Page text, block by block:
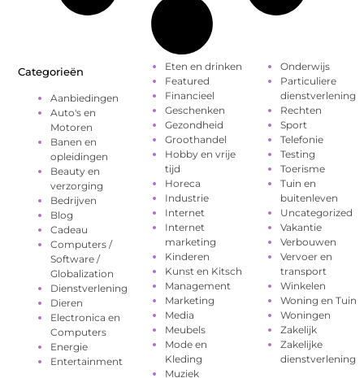
Categorieën
Aanbiedingen
Auto's en
Motoren
Banen en
opleidingen
Beauty en
verzorging
Bedrijven
Blog
Cadeau
Computers /
Software /
Globalization
Dienstverlening
Dieren
Electronica en
Computers
Energie
Entertainment
Eten en drinken
Featured
Financieel
Geschenken
Gezondheid
Groothandel
Hobby en vrije
tijd
Horeca
Industrie
Internet
Internet
marketing
Kinderen
Kunst en Kitsch
Management
Marketing
Media
Meubels
Mode en
Kleding
Muziek
Onderwijs
Particuliere
dienstverlening
Rechten
Sport
Telefonie
Testing
Toerisme
Tuin en
buitenleven
Uncategorized
Vakantie
Verbouwen
Vervoer en
transport
Winkelen
Woning en Tuin
Woningen
Zakelijk
Zakelijke
dienstverlening